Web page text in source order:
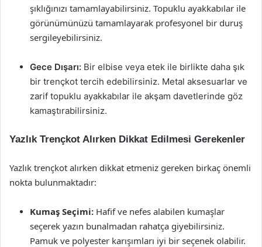
şıklığınızı tamamlayabilirsiniz. Topuklu ayakkabılar ile
görünümünüzü tamamlayarak profesyonel bir duruş
sergileyebilirsiniz.
Gece Dışarı: Bir elbise veya etek ile birlikte daha şık
bir trençkot tercih edebilirsiniz. Metal aksesuarlar ve
zarif topuklu ayakkabılar ile akşam davetlerinde göz
kamaştırabilirsiniz.
Yazlık Trençkot Alırken Dikkat Edilmesi Gerekenler
Yazlık trençkot alırken dikkat etmeniz gereken birkaç önemli
nokta bulunmaktadır:
Kumaş Seçimi: Hafif ve nefes alabilen kumaşlar
seçerek yazın bunalmadan rahatça giyebilirsiniz.
Pamuk ve polyester karışımları iyi bir seçenek olabilir.